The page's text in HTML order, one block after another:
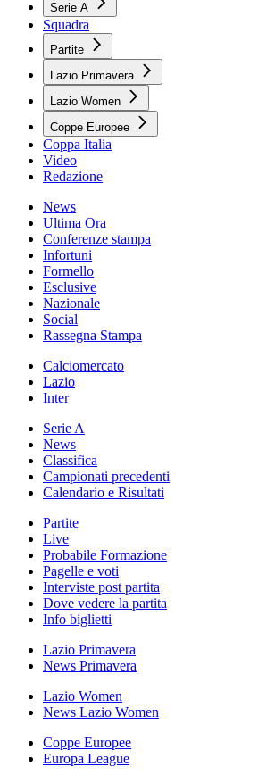
Serie A
Squadra
Partite
Lazio Primavera
Lazio Women
Coppe Europee
Coppa Italia
Video
Redazione
News
Ultima Ora
Conferenze stampa
Infortuni
Formello
Esclusive
Nazionale
Social
Rassegna Stampa
Calciomercato
Lazio
Inter
Serie A
News
Classifica
Campionati precedenti
Calendario e Risultati
Partite
Live
Probabile Formazione
Pagelle e voti
Interviste post partita
Dove vedere la partita
Info biglietti
Lazio Primavera
News Primavera
Lazio Women
News Lazio Women
Coppe Europee
Europa League